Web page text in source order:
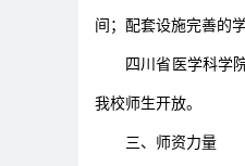
间；配套设施完善的
四川省医学科学
我校师生开放。
三、师资力量